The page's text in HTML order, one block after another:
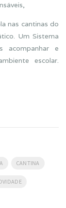
nas cantinas do
Um Sistema
acompanhar e
escolar.
CANTINA